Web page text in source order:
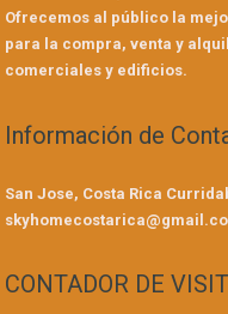
Ofrecemos al público la
para la compra, venta y
comerciales y edificios.
Información de
San Jose, Costa Rica
CONTADOR DE